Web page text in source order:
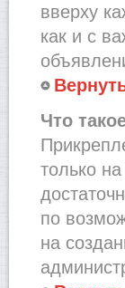
вверху
как и с
Что
только
по
на